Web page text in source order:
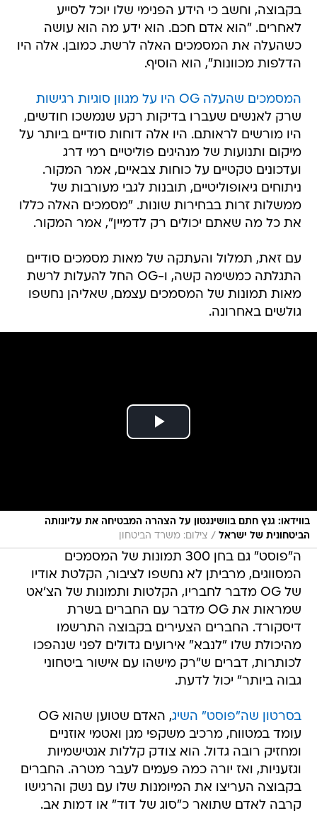
בקבוצה, וחשב כי הידע הפנימי שלו יוכל לסייע
לאחרים. "הוא אדם חכם. הוא ידע מה הוא עושה
כשהעלה את המסמכים האלה לרשת. כמובן. אלה היו
הדלפות מכוונות", הוא הוסיף.
המסמכים שהעלה OG היו על מגוון סוגיות רגישות
שרק לאנשים שעברו בדיקות רקע שנמשכו חודשים,
היו מורשים לראותם. היו אלה דוחות סודיים ביותר על
מיקום ותנועות של מנהיגים פוליטיים רמי דרג
ועדכונים טקטיים על כוחות צבאיים, אמר המקור.
ניתוחים גיאופוליטיים, תובנות לגבי מעורבות של
ממשלות זרות בבחירות שונות. "מסמכים האלה כללו
את כל מה שאתם יכולים רק לדמיין", אמר המקור.
עם זאת, תמלול והעתקה של מאות מסמכים סודיים
התגלתה כמשימה קשה, ו-OG החל להעלות לרשת
מאות תמונות של המסמכים עצמם, שאליהן נחשפו
גולשים באחרונה.
בווידאו: גנץ חתם בוושינגטון על הצהרה המבטיחה את עליונותה
הביטחונית של ישראל / צילום: משרד הביטחון
ה"פוסט" גם בחן 300 תמונות של המסמכים
המסווגים, מרביתן לא נחשפו לציבור, הקלטת אודיו
של OG מדבר לחבריו, הקלטות ותמונות של הצ'אט
שמראות את OG מדבר עם החברים בשרת
דיסקורד. החברים הצעירים בקבוצה התרשמו
מהיכולת שלו "לנבא" אירועים גדולים לפני שנהפכו
לכותרות, דברים ש"רק מישהו עם אישור ביטחוני
גבוה ביותר" יכול לדעת.
בסרטון שה"פוסט" השיג
, האדם שטוען שהוא OG
עומד במטווח, מרכיב משקפי מגן ואטמי אוזניים
ומחזיק רובה גדול. הוא צודק קללות אנטישמיות
וגזעניות, ואז יורה כמה פעמים לעבר מטרה. החברים
בקבוצה העריצו את המיומנות שלו עם נשק והרגישו
קרבה לאדם שתואר כ"סוג של דוד" או דמות אב.